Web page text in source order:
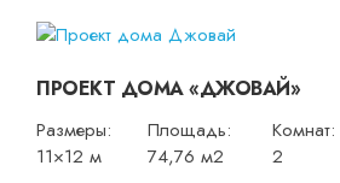
ПРОЕКТ ДОМА «ДЖОВАЙ»
Размеры:
11×12 м
Площадь:
74,76 м2
Комнат:
2